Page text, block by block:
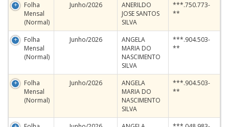
Folha
Mensal
(Normal)
Junho/2026
ANERILDO
JOSE SANTOS
SILVA
***.750.773-
**
Folha
Mensal
(Normal)
Junho/2026
ANGELA
MARIA DO
NASCIMENTO
SILVA
***.904.503-
**
Folha
Mensal
(Normal)
Junho/2026
ANGELA
MARIA DO
NASCIMENTO
SILVA
***.904.503-
**